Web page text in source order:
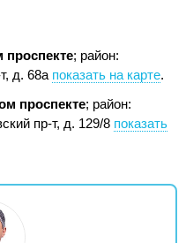
проспекте; район:
д. 68а показать на карте.
проспекте; район:
пр-т, д. 129/8 показать